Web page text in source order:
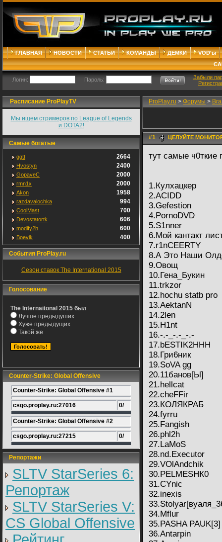
ГЛАВНАЯ НОВОСТИ СТАТЬИ КОМАНДЫ ДЕМКИ
VOD'ы
Логин: Пароль:
Забыли
Расписание ProPlayTV
Мы ищем стримеров по League of Legends
и DOTA2!
Самые богатые
ggtt 2664
Hvostyn 2400
GopaveC 2000
rmn1x 2000
Akon 1958
razdavalochka 994
CoolMast 700
Devostatortk 606
modify2h 600
Boevik 400
События ProPlay.ru
Сезон ставок The International 2015
Голосование
The Internaitonal 2015 был
Лучше предыдуших
Хуже предыдущих
Такой же
Counter-Strike: Global Offensive
Counter-Strike: Global Offensive #1
csgo.proplay.ru:27016 0/
Counter-Strike: Global Offensive #2
csgo.proplay.ru:27215 0/
Репортажи
SLTV StarSeries 6:
Репортаж
SLTV StarSeries V:
CS Global Offensive
ProPlay.ru > Форумы >
#1 ЦЕЛУЙТЕ
тут самые ч0ткие
1.Кулхацкер
2.ACIDD
3.Gefestion
4.PornoDVD
5.S1nner
6.Мой кантакт
7.r1nCEERTY
8.А Это Наши
9.Овощ
10.Гена_Букин
11.trkzor
12.hochu statb pro
13.AektanN
14.2len
15.H1nt
16.-.-_-.-_-.-
17.bESTIK2HHH
18.Гри6ник
19.SoVA gg
20.11банов[Ы]
21.hellcat
22.cheFFir
23.КОЛЯКРАБ
24.fyrru
25.Fangish
26.phl2h
27.LaMoS
28.nd.Executor
29.VOlAndchik
30.PЕLMЕSHК0
31.CYnic
32.inexis
34.Mflur
35.PASHA PAUK[3]
36.Antarpin